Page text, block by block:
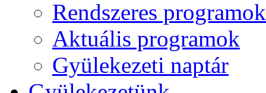
Rendszeres programok
Aktuális programok
Gyülekezeti naptár